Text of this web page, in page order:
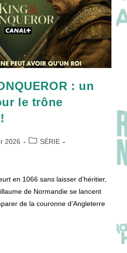
: un
le trône
2026
PostSÉRIE
en 1066 sans laisser d’héritier,
de Normandie se lancent
de la couronne d’Angleterre